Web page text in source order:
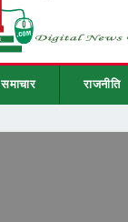
समाचार राजनीति